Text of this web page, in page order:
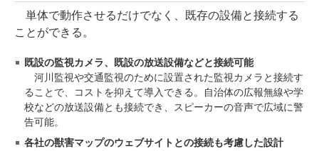
単体で動作させるだけでなく、既存の設備と接続する
ことができる。
既設の監視カメラ、既設の放送設備などと接続可能
河川監視や交通監視のために設置された監視カメラと接続す
ることで、コストを抑えて導入できる。自治体の広報無線や学
校などの放送設備とも接続でき、スピーカーの音声で広域に警
告可能。
各社の獣害マップのウェブサイトとの接続も考慮した設計